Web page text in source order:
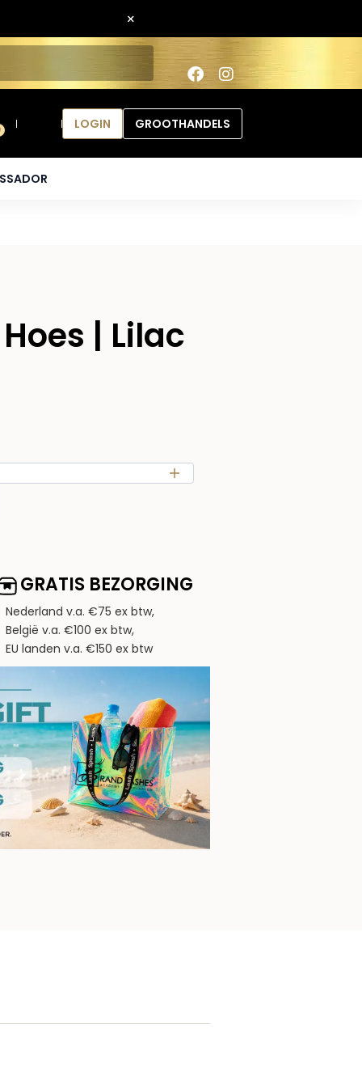
×
LOGIN GROOTHANDELS
| Lilac
GRATIS BEZORGING
Nederland v.a. €75 ex btw,
België v.a. €100 ex btw,
EU landen v.a. €150 ex btw